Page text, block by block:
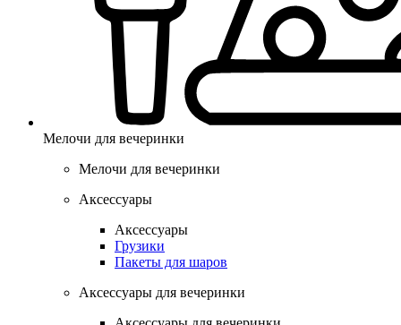
Мелочи для вечеринки
Мелочи для вечеринки
Аксессуары
Аксессуары
Грузики
Пакеты для шаров
Аксессуары для вечеринки